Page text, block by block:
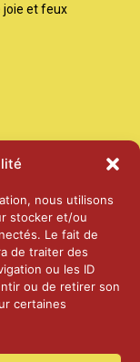
nous utilisons
stocker et/ou
Le fait de
de traiter des
ou les ID
ou de retirer son
certaines
joie et feux
Abbaye de St-